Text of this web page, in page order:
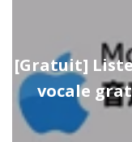
[Gratuit]
vocale